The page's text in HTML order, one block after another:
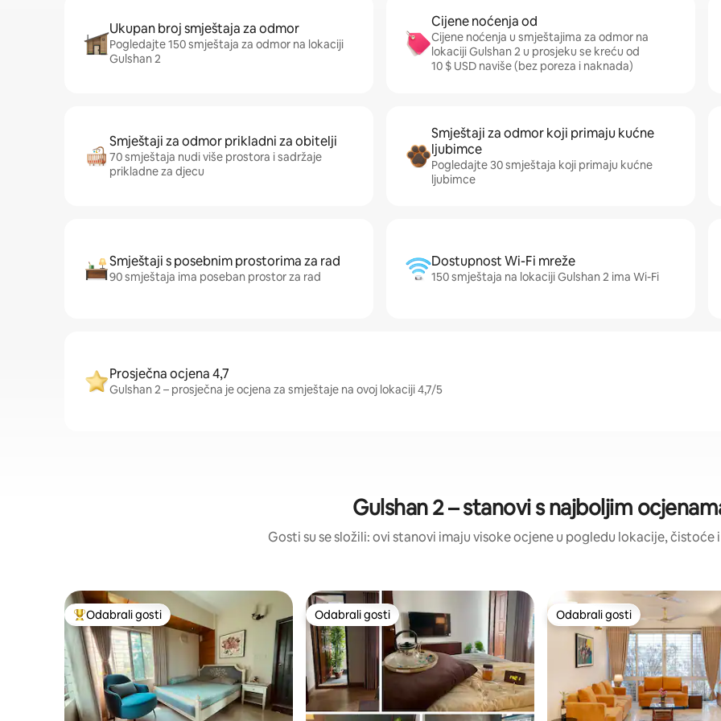
Ukupan broj smještaja za odmor
Pogledajte 150 smještaja za odmor na lokaciji
Gulshan 2
Cijene noćenja od
Cijene noćenja u smještajima za odmor na
lokaciji Gulshan 2 u prosjeku se kreću od
10 $ USD naviše (bez poreza i naknada)
Smještaji za odmor prikladni za obitelji
70 smještaja nudi više prostora i sadržaje
prikladne za djecu
Smještaji za odmor koji primaju kućne
ljubimce
Pogledajte 30 smještaja koji primaju kućne
ljubimce
Smještaji s posebnim prostorima za rad
90 smještaja ima poseban prostor za rad
Dostupnost Wi-Fi mreže
150 smještaja na lokaciji Gulshan 2 ima Wi-Fi
Prosječna ocjena 4,7
Gulshan 2 – prosječna je ocjena za smještaje na ovoj lokaciji 4,7/5
Gulshan 2 – stanovi s najboljim
Gosti su se složili: ovi stanovi imaju visoke ocjene u pogledu lokacije,
Među najviše rangiranima s oznakom „Odabrali gosti”
Odabrali gosti Odabrali gosti
Odabrali gosti Odabrali gosti
Odabrali gosti